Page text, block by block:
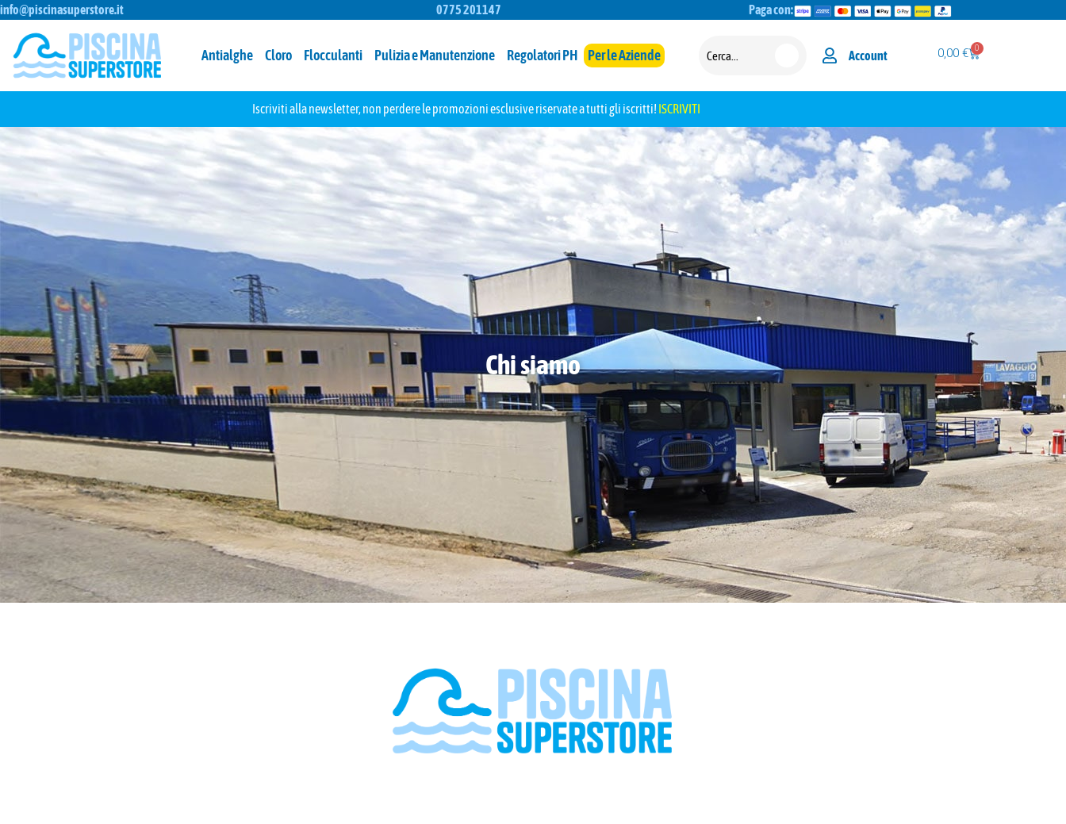
info@piscinasuperstore.it 0775 201147 Paga con:
Antialghe Cloro Flocculanti Pulizia e Manutenzione Regolatori PH Per le Aziende Account 0,00 € 0
Iscriviti alla newsletter, non perdere le promozioni esclusive riservate a tutti gli iscritti! ISCRIVITI
Chi siamo